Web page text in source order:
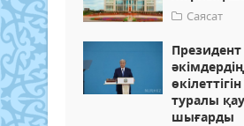
Саясат
Президент
әкімдердің
туралы
шығарды